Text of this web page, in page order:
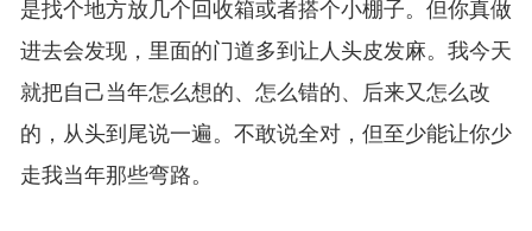
是找个地方放几个回收箱或者搭个小棚子。但你真做
进去会发现，里面的门道多到让人头皮发麻。我今天
就把自己当年怎么想的、怎么错的、后来又怎么改
的，从头到尾说一遍。不敢说全对，但至少能让你少
走我当年那些弯路。